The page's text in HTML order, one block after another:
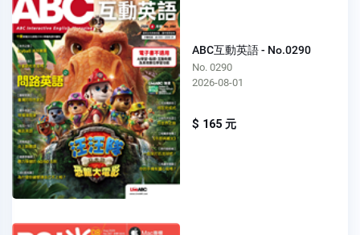
ABC互動英語 - No.0290
No. 0290
2026-08-01
$ 165 元